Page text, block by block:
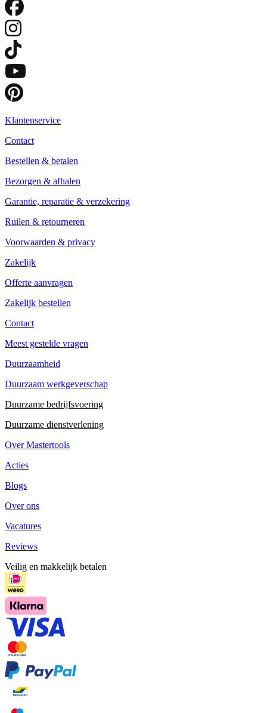
Klantenservice
Contact
Bestellen & betalen
Bezorgen & afhalen
Garantie, reparatie & verzekering
Ruilen & retourneren
Voorwaarden & privacy
Zakelijk
Offerte aanvragen
Zakelijk bestellen
Contact
Meest gestelde vragen
Duurzaamheid
Duurzaam werkgeverschap
Duurzame bedrijfsvoering
Duurzame dienstverlening
Over Mastertools
Acties
Blogs
Over ons
Vacatures
Reviews
Veilig en makkelijk betalen